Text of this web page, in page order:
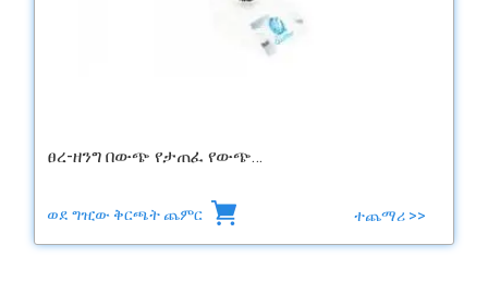
ፀረ-ዘንግ በውጭ የታጠፈ የውጭ…
ወደ ግዢው ቅርጫት ጨምር ተጨማሪ >>